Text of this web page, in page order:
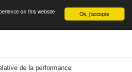
English Ok, j'accepte
on this website
de la performance